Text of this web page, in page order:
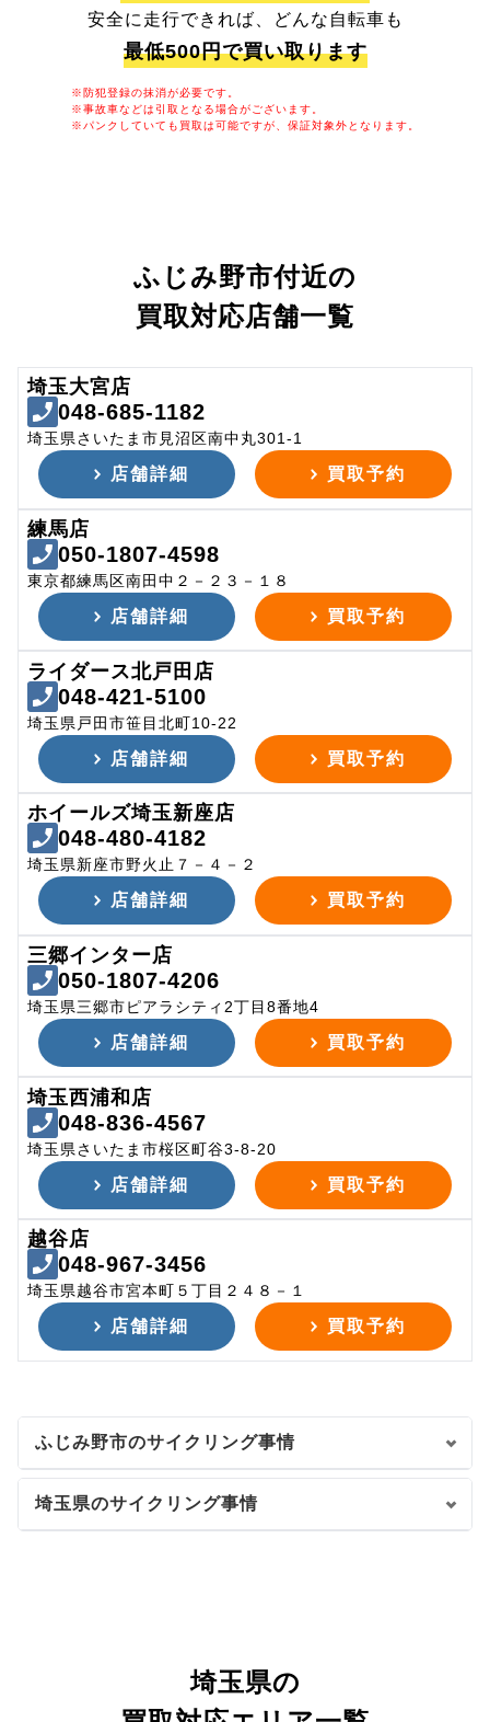
安全に走行できれば、どんな自転車も
最低500円で買い取ります
※防犯登録の抹消が必要です。
※事故車などは引取となる場合がございます。
※パンクしていても買取は可能ですが、保証対象外となります。
ふじみ野市付近の
買取対応店舗一覧
埼玉大宮店
048-685-1182
埼玉県さいたま市見沼区南中丸301-1
店舗詳細 買取予約
練馬店
050-1807-4598
東京都練馬区南田中２－２３－１８
店舗詳細 買取予約
ライダース北戸田店
048-421-5100
埼玉県戸田市笹目北町10-22
店舗詳細 買取予約
ホイールズ埼玉新座店
048-480-4182
埼玉県新座市野火止７－４－２
店舗詳細 買取予約
三郷インター店
050-1807-4206
埼玉県三郷市ピアラシティ2丁目8番地4
店舗詳細 買取予約
埼玉西浦和店
048-836-4567
埼玉県さいたま市桜区町谷3-8-20
店舗詳細 買取予約
越谷店
048-967-3456
埼玉県越谷市宮本町５丁目２４８－１
店舗詳細 買取予約
ふじみ野市のサイクリング事情
埼玉県のサイクリング事情
埼玉県の